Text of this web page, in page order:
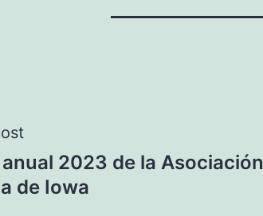
2023 de la Asociación
de Iowa